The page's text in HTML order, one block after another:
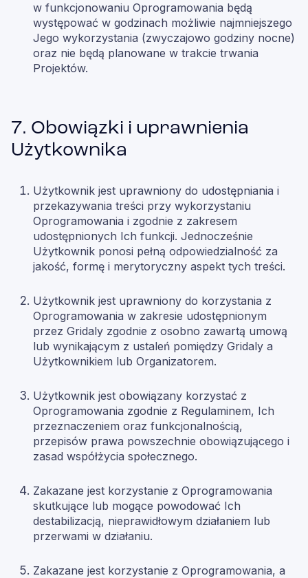
w funkcjonowaniu Oprogramowania będą
występować w godzinach możliwie najmniejszego
Jego wykorzystania (zwyczajowo godziny nocne)
oraz nie będą planowane w trakcie trwania
Projektów.
7. Obowiązki i uprawnienia
Użytkownika
Użytkownik jest uprawniony do udostępniania i
przekazywania treści przy wykorzystaniu
Oprogramowania i zgodnie z zakresem
udostępnionych Ich funkcji. Jednocześnie
Użytkownik ponosi pełną odpowiedzialność za
jakość, formę i merytoryczny aspekt tych treści.
Użytkownik jest uprawniony do korzystania z
Oprogramowania w zakresie udostępnionym
przez Gridaly zgodnie z osobno zawartą umową
lub wynikającym z ustaleń pomiędzy Gridaly a
Użytkownikiem lub Organizatorem.
Użytkownik jest obowiązany korzystać z
Oprogramowania zgodnie z Regulaminem, Ich
przeznaczeniem oraz funkcjonalnością,
przepisów prawa powszechnie obowiązującego i
zasad współżycia społecznego.
Zakazane jest korzystanie z Oprogramowania
skutkujące lub mogące powodować Ich
destabilizacją, nieprawidłowym działaniem lub
przerwami w działaniu.
Zakazane jest korzystanie z Oprogramowania, a